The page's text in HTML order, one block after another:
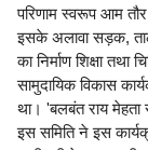
परिणाम स्वरूप आम
इसके अलावा सड़क,
का निर्माण शिक्षा
सामुदायिक विकास
था। 'बलबंत राय मेहता
इस समिति ने इस